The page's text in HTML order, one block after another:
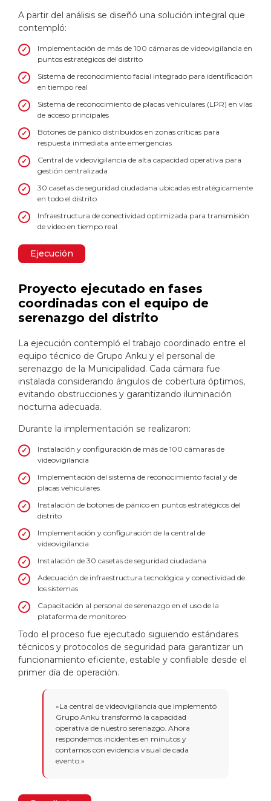
A partir del análisis se diseñó una solución integral que
contempló:
Implementación de más de 100 cámaras de videovigilancia en
puntos estratégicos del distrito
Sistema de reconocimiento facial integrado para identificación
en tiempo real
Sistema de reconocimiento de placas vehiculares (LPR) en vías
de acceso principales
Botones de pánico distribuidos en zonas críticas para
respuesta inmediata ante emergencias
Central de videovigilancia de alta capacidad operativa para
gestión centralizada
30 casetas de seguridad ciudadana ubicadas estratégicamente
en todo el distrito
Infraestructura de conectividad optimizada para transmisión
de video en tiempo real
Ejecución
Proyecto ejecutado en fases
coordinadas con el equipo de
serenazgo del distrito
La ejecución contempló el trabajo coordinado entre el
equipo técnico de Grupo Anku y el personal de
serenazgo de la Municipalidad. Cada cámara fue
instalada considerando ángulos de cobertura óptimos,
evitando obstrucciones y garantizando iluminación
nocturna adecuada.
Durante la implementación se realizaron:
Instalación y configuración de más de 100 cámaras de
videovigilancia
Implementación del sistema de reconocimiento facial y de
placas vehiculares
Instalación de botones de pánico en puntos estratégicos del
distrito
Implementación y configuración de la central de
videovigilancia
Instalación de 30 casetas de seguridad ciudadana
Adecuación de infraestructura tecnológica y conectividad de
los sistemas
Capacitación al personal de serenazgo en el uso de la
plataforma de monitoreo
Todo el proceso fue ejecutado siguiendo estándares
técnicos y protocolos de seguridad para garantizar un
funcionamiento eficiente, estable y confiable desde el
primer día de operación.
«La central de videovigilancia que implementó
Grupo Anku transformó la capacidad
operativa de nuestro serenazgo. Ahora
respondemos incidentes en minutos y
contamos con evidencia visual de cada
evento.»